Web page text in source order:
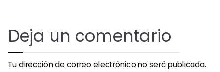
Deja un comentario
Tu dirección de correo electrónico no será publicada.